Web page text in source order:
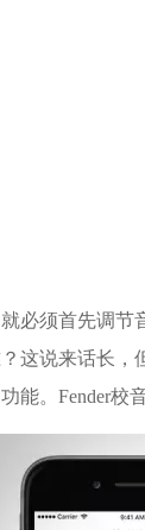
须首先调节
说来话长，但
能。Fender校